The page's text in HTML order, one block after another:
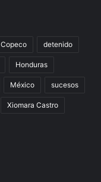
Copeco detenido
Honduras
México sucesos
Xiomara Castro